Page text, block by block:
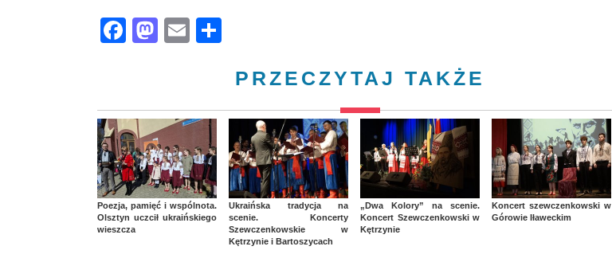
Facebook
Mastodon
Email
PRZECZYTAJ TAKŻE
Poezja, pamięć i wspólnota.
Olsztyn uczcił ukraińskiego
wieszcza
Ukraińska tradycja na
scenie. Koncerty
Szewczenkowskie w
Kętrzynie i Bartoszycach
„Dwa Kolory” na scenie.
Koncert Szewczenkowski w
Kętrzynie
Koncert szewczenkowski w
Górowie Iławeckim